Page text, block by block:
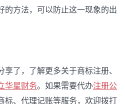
方法，可以防止这一现象的出
了，了解更多关于商标注册、
华星财务。如果需要代办注册公
标、代理记账等服务，欢迎拨打